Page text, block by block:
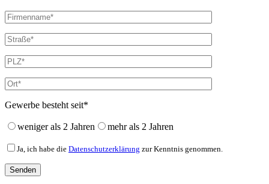
Gewerbe besteht seit*
weniger als 2 Jahren mehr als 2 Jahren
Ja, ich habe die Datenschutzerklärung zur Kenntnis genommen.